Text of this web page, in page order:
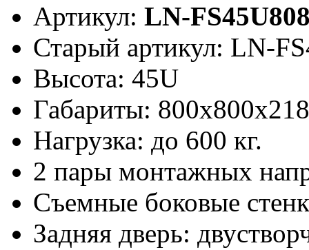
Артикул: LN-
Старый артикул: LN-
Высота: 45U
Габариты:
Нагрузка: до 600 кг.
2 пары монтажных
Съемные боковые
Задняя дверь: